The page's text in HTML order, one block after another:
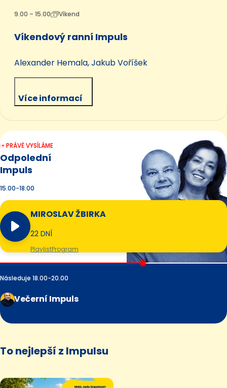
9.00 – 15.00 Víkend
Víkendový ranní Impuls
Alexander Hemala, Jakub Voříšek
Více informací
PRÁVĚ VYSÍLÁME
Odpolední
Impuls
15.00-18.00
MIROSLAV ŽBIRKA
22 DNÍ
PlaylistProgram
Následuje 18.00-20.00
Večerní Impuls
To nejlepší z Impulsu